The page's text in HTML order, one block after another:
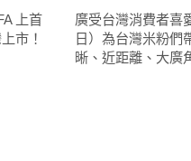
上首
市！
廣受台灣消費者喜
日）為台灣米粉們
晰、近距離、大廣